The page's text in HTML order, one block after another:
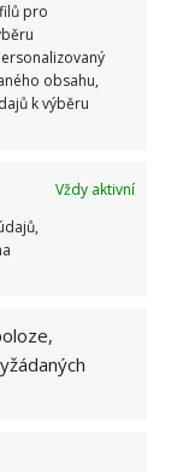
pro
obsahu,
k výběru
Vždy aktivní